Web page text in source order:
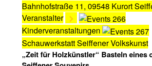
Bahnhofstraße 11, 09548 Kurort
Veranstalter
Kinderveranstaltungen
Schauwerkstatt Seiffener Volkskunst
„Zeit für Holzkünstler“ Basteln eines